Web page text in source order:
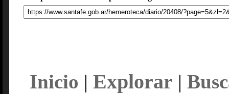
Inicio | Explorar |